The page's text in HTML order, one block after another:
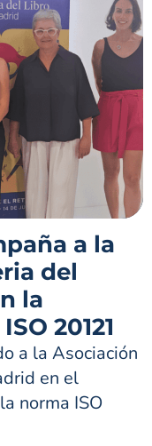
a la
del
la
20121
a la Asociación
en el
norma ISO